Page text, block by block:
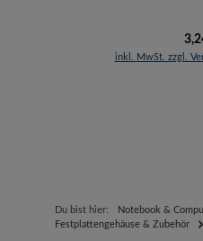
inkl. MwSt. zzgl.
Du bist hier:
Notebook &
Festplattengehäuse & Zubehör